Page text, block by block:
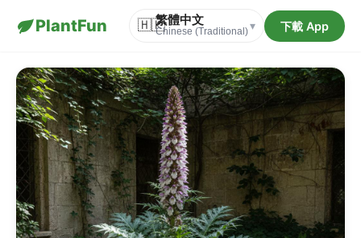
PlantFun 🇭🇰繁體中文
Chinese (Traditional)▾ 下載 App